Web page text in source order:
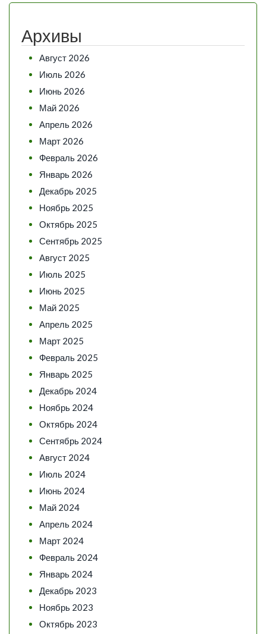
Архивы
Август 2026
Июль 2026
Июнь 2026
Май 2026
Апрель 2026
Март 2026
Февраль 2026
Январь 2026
Декабрь 2025
Ноябрь 2025
Октябрь 2025
Сентябрь 2025
Август 2025
Июль 2025
Июнь 2025
Май 2025
Апрель 2025
Март 2025
Февраль 2025
Январь 2025
Декабрь 2024
Ноябрь 2024
Октябрь 2024
Сентябрь 2024
Август 2024
Июль 2024
Июнь 2024
Май 2024
Апрель 2024
Март 2024
Февраль 2024
Январь 2024
Декабрь 2023
Ноябрь 2023
Октябрь 2023